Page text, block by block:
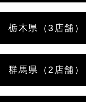
栃木県（3店舗）
群馬県（2店舗）